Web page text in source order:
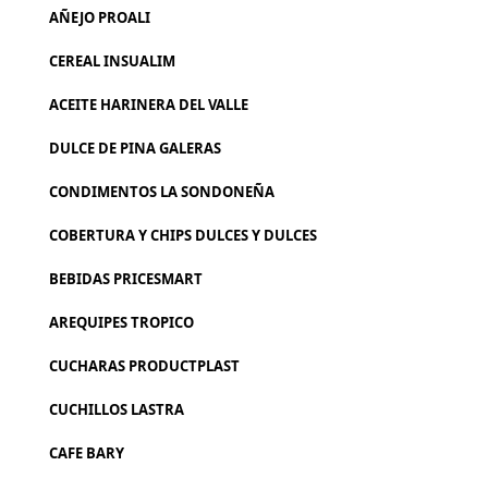
AÑEJO PROALI
CEREAL INSUALIM
ACEITE HARINERA DEL VALLE
DULCE DE PINA GALERAS
CONDIMENTOS LA SONDONEÑA
COBERTURA Y CHIPS DULCES Y DULCES
BEBIDAS PRICESMART
AREQUIPES TROPICO
CUCHARAS PRODUCTPLAST
CUCHILLOS LASTRA
CAFE BARY